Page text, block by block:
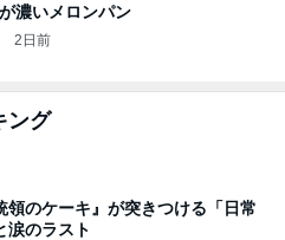
濃いメロンパン
2日前
ング
領のケーキ』が突きつける「日常
涙のラスト